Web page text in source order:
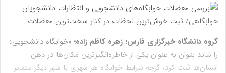
گروه دانشگاه خبرگزاری فارس؛ زهره کاظم زاده؛ «خوابگاه دانشجویی»
را شاید بتوان به عنوان یکی از خاطره‌انگیزترین مکان‌ها در ذهن
انسان‌ها ثبت کرد، گرچه شرایط خوابگاه هر شهری با شهر دیگر متمایز